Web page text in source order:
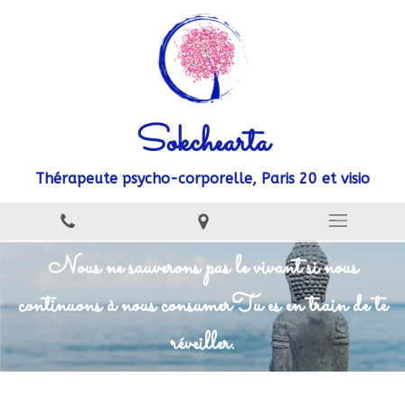
Sokchearta
Thérapeute psycho-corporelle, Paris 20 et visio
Nous ne sauverons pas le vivant si nous
continuons à nous consumerTu es en train de te
réveiller.